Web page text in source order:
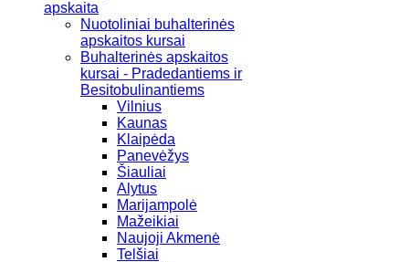
apskaita
Nuotoliniai buhalterinės
apskaitos kursai
Buhalterinės apskaitos
kursai - Pradedantiems ir
Besitobulinantiems
Vilnius
Kaunas
Klaipėda
Panevėžys
Šiauliai
Alytus
Marijampolė
Mažeikiai
Naujoji Akmenė
Telšiai